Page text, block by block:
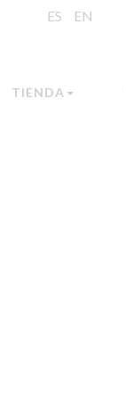
ES EN
TIENDA